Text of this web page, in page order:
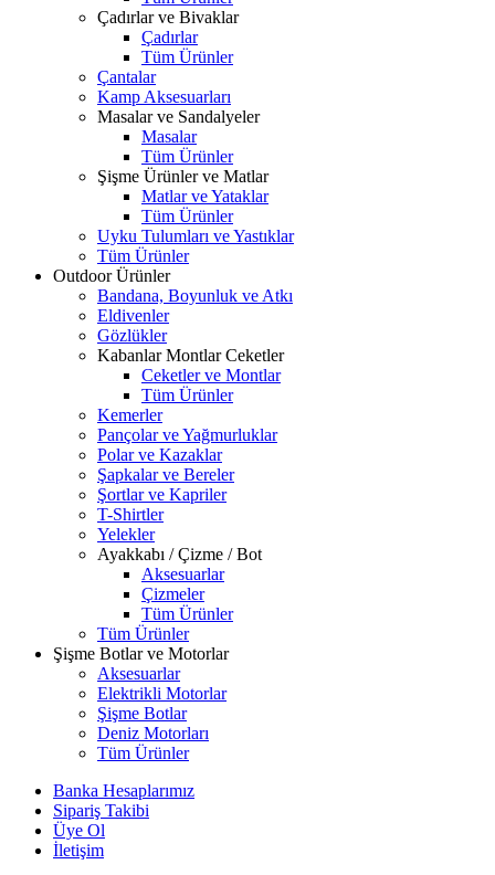
Çadırlar ve Bivaklar
Çadırlar
Tüm Ürünler
Çantalar
Kamp Aksesuarları
Masalar ve Sandalyeler
Masalar
Tüm Ürünler
Şişme Ürünler ve Matlar
Matlar ve Yataklar
Tüm Ürünler
Uyku Tulumları ve Yastıklar
Tüm Ürünler
Outdoor Ürünler
Bandana, Boyunluk ve Atkı
Eldivenler
Gözlükler
Kabanlar Montlar Ceketler
Ceketler ve Montlar
Tüm Ürünler
Kemerler
Pançolar ve Yağmurluklar
Polar ve Kazaklar
Şapkalar ve Bereler
Şortlar ve Kapriler
T-Shirtler
Yelekler
Ayakkabı / Çizme / Bot
Aksesuarlar
Çizmeler
Tüm Ürünler
Tüm Ürünler
Şişme Botlar ve Motorlar
Aksesuarlar
Elektrikli Motorlar
Şişme Botlar
Deniz Motorları
Tüm Ürünler
Banka Hesaplarımız
Sipariş Takibi
Üye Ol
İletişim